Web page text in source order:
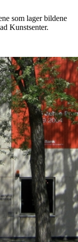
som lager bildene
Kunstsenter.